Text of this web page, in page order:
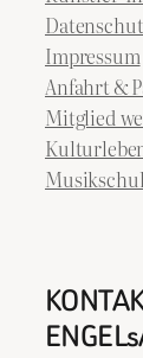
Impressum
Anfahrt &
Mitglied